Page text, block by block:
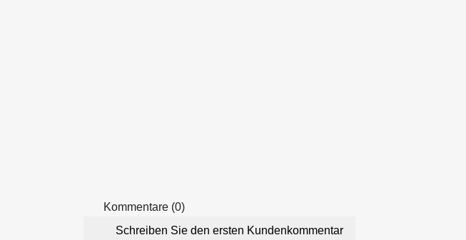
Kommentare (0)
Schreiben Sie den ersten Kundenkommentar